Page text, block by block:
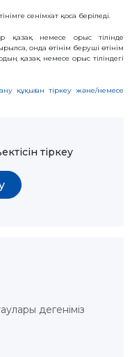
сенiмхат қоса берiледi.
қазақ немесе орыс тiлінде
онда өтiнiм берушi өтінім
қазақ немесе орыс тiлiндегi
құқығын тіркеу және/немесе
тіркеу
дегеніміз